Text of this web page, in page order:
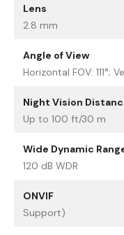
Lens
2.8 mm
Angle of View
Horizontal FOV: 111°;
Night Vision
Up to 100 ft/30 m
Wide Dynamic
120 dB WDR
ONVIF
Support)